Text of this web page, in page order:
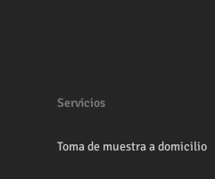
Servicios
Toma de muestra a domicilio